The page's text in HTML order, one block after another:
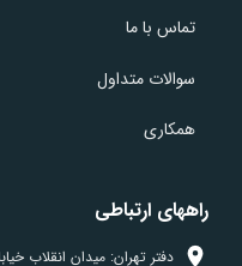
تماس با ما
سوالات متداول
همکاری
راههای ارتباطی
دفتر تهران: میدان انقلاب